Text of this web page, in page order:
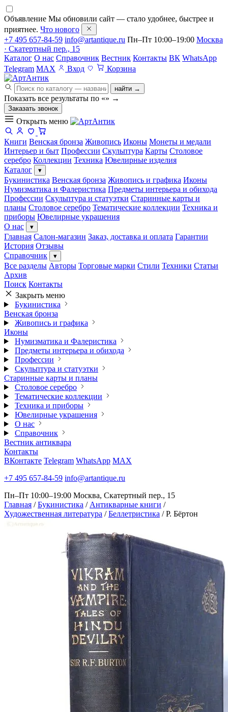
Объявление Мы обновили сайт — стало удобнее, быстрее и
приятнее. Что нового
+7 495 657-84-59 info@artantique.ru Пн–Пт 10:00–19:00 Москва
· Скатертный пер., 15
Каталог О нас Справочник Вестник Контакты ВК WhatsApp
Telegram MAX Вход Корзина
найти →
Показать все результаты по «» →
Заказать звонок
Открыть меню
Книги Венская бронза Живопись Иконы Монеты и медали
Интерьер и быт Профессии Скульптура Карты Столовое
серебро Коллекции Техника Ювелирные изделия
Каталог
▾
Букинистика Венская бронза Живопись и графика Иконы
Нумизматика и Фалеристика Предметы интерьера и обихода
Профессии Скульптура и статуэтки Старинные карты и
планы Столовое серебро Тематические коллекции Техника и
приборы Ювелирные украшения
О нас
▾
Главная Салон-магазин Заказ, доставка и оплата Гарантии
История Отзывы
Справочник
▾
Все разделы Авторы Торговые марки Стили Техники Статьи
Архив
Поиск Контакты
Закрыть меню
Букинистика
Венская бронза
Живопись и графика
Иконы
Нумизматика и Фалеристика
Предметы интерьера и обихода
Профессии
Скульптура и статуэтки
Старинные карты и планы
Столовое серебро
Тематические коллекции
Техника и приборы
Ювелирные украшения
О нас
Справочник
Вестник антиквара
Контакты
ВКонтакте Telegram WhatsApp MAX
+7 495 657-84-59 info@artantique.ru
Пн–Пт 10:00–19:00 Москва, Скатертный пер., 15
Главная / Букинистика / Антикварные книги /
Художественная литература / Беллетристика / Р. Бёртон